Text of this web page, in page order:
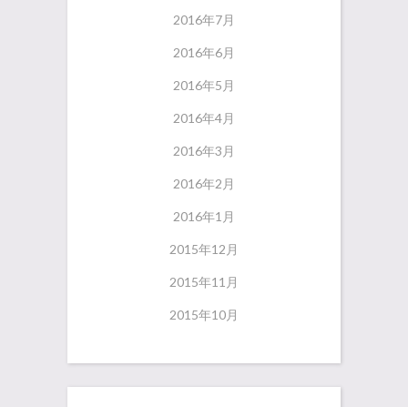
2016年7月
2016年6月
2016年5月
2016年4月
2016年3月
2016年2月
2016年1月
2015年12月
2015年11月
2015年10月